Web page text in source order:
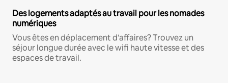
Des logements adaptés au travail pour les nomades
numériques
Vous êtes en déplacement d'affaires? Trouvez un
séjour longue durée avec le wifi haute vitesse et des
espaces de travail.